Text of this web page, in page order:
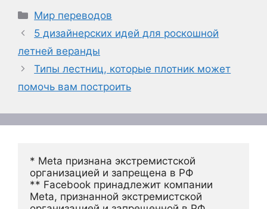
Рубрики
Мир переводов
5 дизайнерских идей для роскошной
летней веранды
Типы лестниц, которые плотник может
помочь вам построить
* Meta признана экстремистской
организацией и запрещена в РФ
** Facebook принадлежит компании
Meta, признанной экстремистской